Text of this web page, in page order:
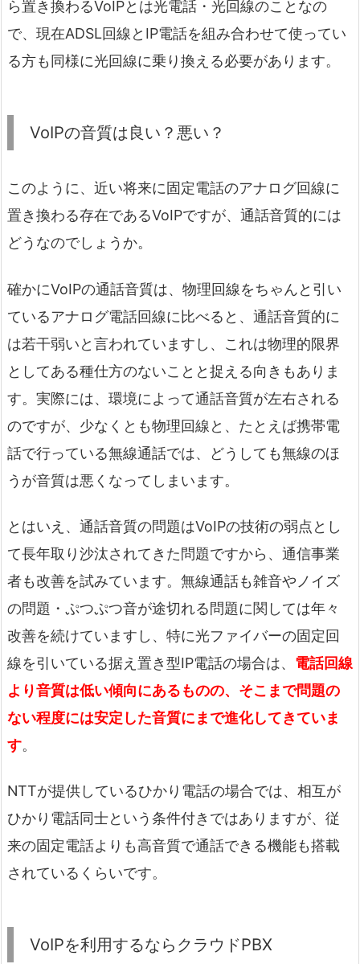
ら置き換わるVoIPとは光電話・光回線のことなの
で、現在ADSL回線とIP電話を組み合わせて使ってい
る方も同様に光回線に乗り換える必要があります。
VoIPの音質は良い？悪い？
このように、近い将来に固定電話のアナログ回線に
置き換わる存在であるVoIPですが、通話音質的には
どうなのでしょうか。
確かにVoIPの通話音質は、物理回線をちゃんと引い
ているアナログ電話回線に比べると、通話音質的に
は若干弱いと言われていますし、これは物理的限界
としてある種仕方のないことと捉える向きもありま
す。実際には、環境によって通話音質が左右される
のですが、少なくとも物理回線と、たとえば携帯電
話で行っている無線通話では、どうしても無線のほ
うが音質は悪くなってしまいます。
とはいえ、通話音質の問題はVoIPの技術の弱点とし
て長年取り沙汰されてきた問題ですから、通信事業
者も改善を試みています。無線通話も雑音やノイズ
の問題・ぷつぷつ音が途切れる問題に関しては年々
改善を続けていますし、特に光ファイバーの固定回
線を引いている据え置き型IP電話の場合は、 電話回線
より音質は低い傾向にあるものの、そこまで問題の
ない程度には安定した音質にまで進化してきていま
す。
NTTが提供しているひかり電話の場合では、相互が
ひかり電話同士という条件付きではありますが、従
来の固定電話よりも高音質で通話できる機能も搭載
されているくらいです。
VoIPを利用するならクラウドPBX